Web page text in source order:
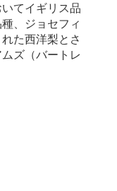
てイギリス品
、ジョセフィ
た西洋梨とさ
ズ（バートレ